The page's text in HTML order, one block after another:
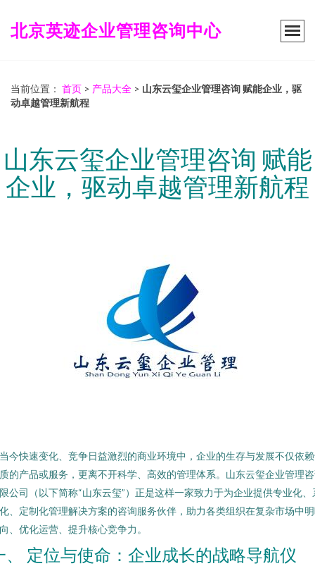
北京英迹企业管理咨询中心
当前位置： 首页 > 产品大全 > 山东云玺企业管理咨询 赋能企业，驱
动卓越管理新航程
山东云玺企业管理咨询 赋能
企业，驱动卓越管理新航程
今快速变化、竞争日益激烈的商业环境中，企业的生存与发展不仅依
的产品或服务，更离不开科学、高效的管理体系。山东云玺企业管理
公司（以下简称“山东云玺”）正是这样一家致力于为企业提供专业化、
、定制化管理解决方案的咨询服务伙伴，助力各类组织在复杂市场中
、优化运营、提升核心竞争力。
、 定位与使命：企业成长的战略导航仪